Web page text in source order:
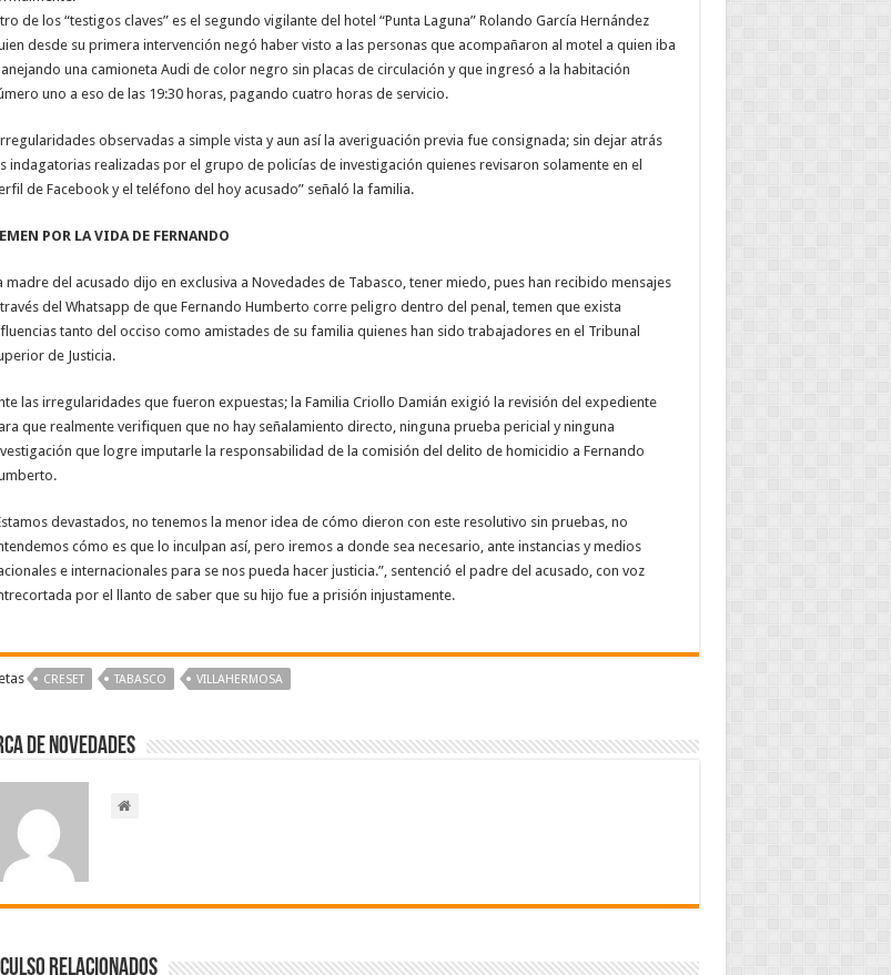
de los “testigos claves” es el segundo vigilante del hotel “Punta Laguna” Rolando García Hernández
desde su primera intervención negó haber visto a las personas que acompañaron al motel a quien iba
una camioneta Audi de color negro sin placas de circulación y que ingresó a la habitación
uno a eso de las 19:30 horas, pagando cuatro horas de servicio.
observadas a simple vista y aun así la averiguación previa fue consignada; sin dejar atrás
indagatorias realizadas por el grupo de policías de investigación quienes revisaron solamente en el
de Facebook y el teléfono del hoy acusado” señaló la familia.
POR LA VIDA DE FERNANDO
madre del acusado dijo en exclusiva a Novedades de Tabasco, tener miedo, pues han recibido mensajes
del Whatsapp de que Fernando Humberto corre peligro dentro del penal, temen que exista
tanto del occiso como amistades de su familia quienes han sido trabajadores en el Tribunal
de Justicia.
las irregularidades que fueron expuestas; la Familia Criollo Damián exigió la revisión del expediente
que realmente verifiquen que no hay señalamiento directo, ninguna prueba pericial y ninguna
que logre imputarle la responsabilidad de la comisión del delito de homicidio a Fernando
devastados, no tenemos la menor idea de cómo dieron con este resolutivo sin pruebas, no
cómo es que lo inculpan así, pero iremos a donde sea necesario, ante instancias y medios
e internacionales para se nos pueda hacer justicia.”, sentenció el padre del acusado, con voz
por el llanto de saber que su hijo fue a prisión injustamente.
CRESET TABASCO VILLAHERMOSA
de NOVEDADES
Relacionados